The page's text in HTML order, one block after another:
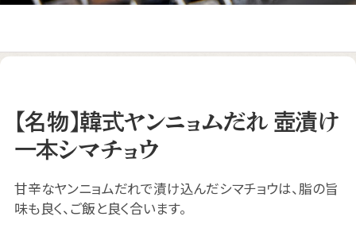
【名物】韓式ヤンニョムだれ 壺漬け
一本シマチョウ
甘辛なヤンニョムだれで漬け込んだシマチョウは、脂の旨
味も良く、ご飯と良く合います。